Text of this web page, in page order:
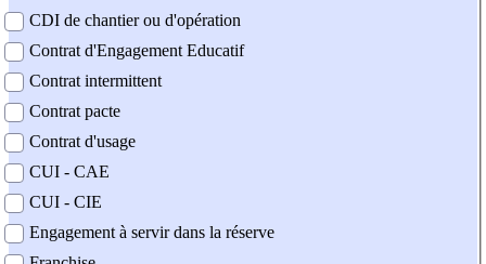
CDI de chantier ou d'opération
Contrat d'Engagement Educatif
Contrat intermittent
Contrat pacte
Contrat d'usage
CUI - CAE
CUI - CIE
Engagement à servir dans la réserve